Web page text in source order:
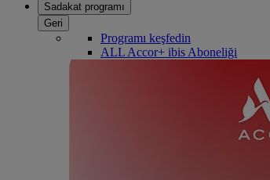
Sadakat programı
Geri
Programı keşfedin
ALL Accor+ ibis Aboneliği